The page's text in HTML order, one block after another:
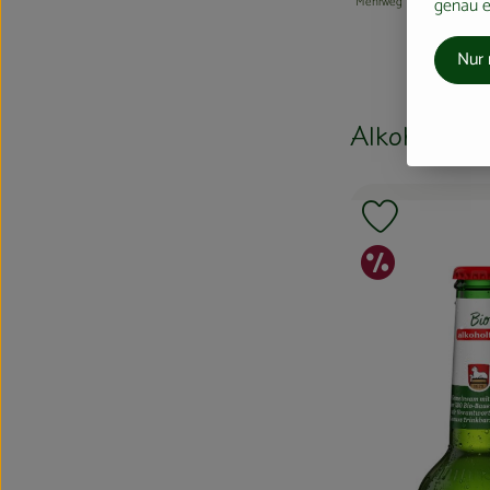
Alkoholfreies
Produkt zu
Nur